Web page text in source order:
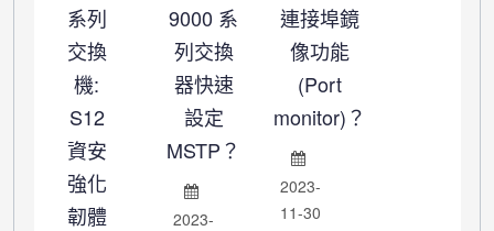
系列
交換
機:
S12
資安
強化
韌體
9000 系
列交換
器快速
設定
MSTP？
2023-
連接埠鏡
像功能
(Port
monitor)？
2023-
11-30